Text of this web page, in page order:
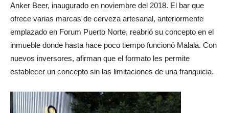
competir, estando a la altura de los mejores”, afirman desde
Anker Beer, inaugurado en noviembre del 2018. El bar que
ofrece varias marcas de cerveza artesanal, anteriormente
emplazado en Forum Puerto Norte, reabrió su concepto en el
inmueble donde hasta hace poco tiempo funcionó Malala. Con
nuevos inversores, afirman que el formato les permite